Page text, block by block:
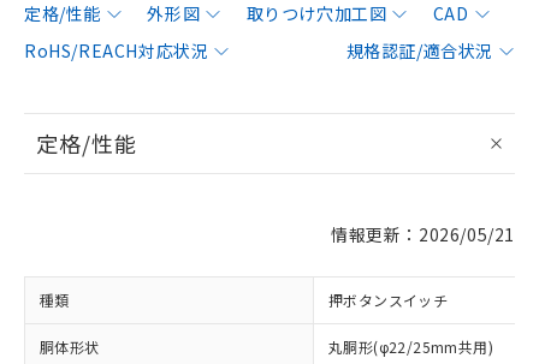
定格/性能 外形図 取りつけ穴加工図
CAD
RoHS/REACH対応状況
規格認証/適合状況
定格/性能
情報更新：2026/05/21
種類 押ボタンスイッチ
胴体形状 丸胴形(φ22/25mm共用)